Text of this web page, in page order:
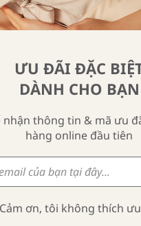
Saudi Arabia
Street, Mashaal Center,
Xem bản đồ
Tanagra – Olaya Center
floor, Olaya Towers, Al
Kuwait
ƯU ĐÃI ĐẶC
DÀNH CHO BẠN
nhận thông tin & mã ưu
hàng online đầu tiên
Cảm ơn, tôi không thích